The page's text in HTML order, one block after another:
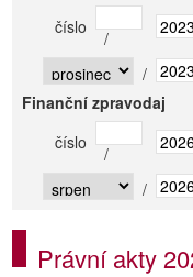
číslo
/
/
Finanční zpravodaj
číslo
/
/
Právní akty